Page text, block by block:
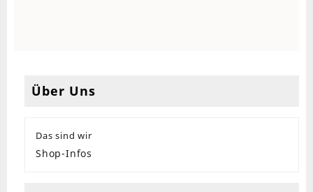
Über Uns
Das sind wir
Shop-Infos